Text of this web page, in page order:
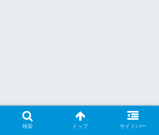
検索 トップ サイドバー